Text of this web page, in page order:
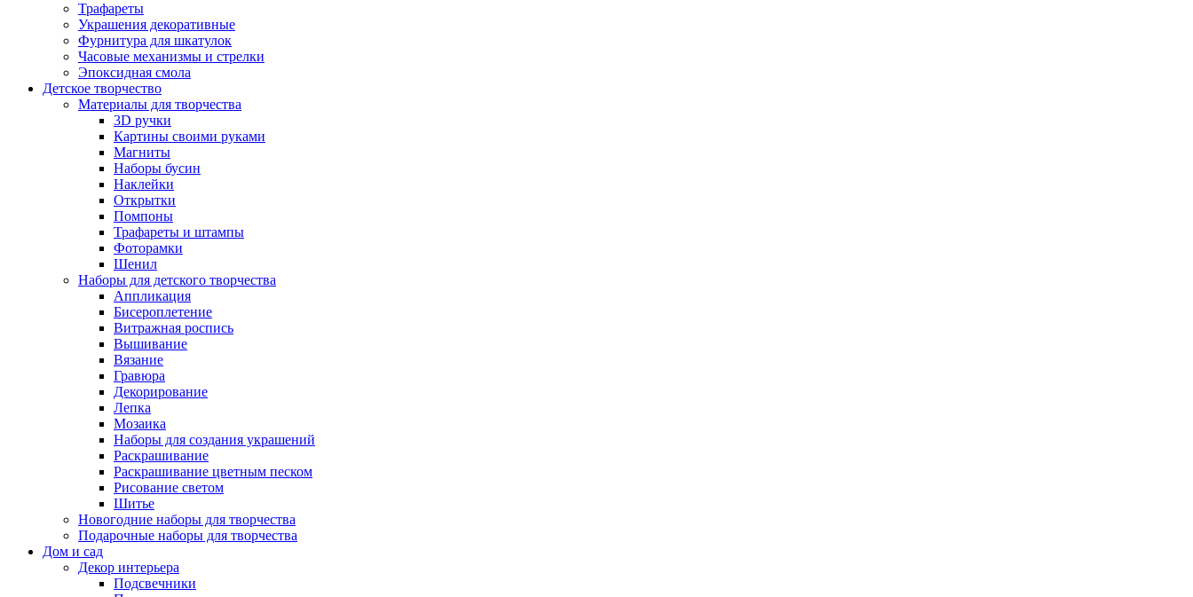
Трафареты
Украшения декоративные
Фурнитура для шкатулок
Часовые механизмы и стрелки
Эпоксидная смола
Детское творчество
Материалы для творчества
3D ручки
Картины своими руками
Магниты
Наборы бусин
Наклейки
Открытки
Помпоны
Трафареты и штампы
Фоторамки
Шенил
Наборы для детского творчества
Аппликация
Бисероплетение
Витражная роспись
Вышивание
Вязание
Гравюра
Декорирование
Лепка
Мозаика
Наборы для создания украшений
Раскрашивание
Раскрашивание цветным песком
Рисование светом
Шитье
Новогодние наборы для творчества
Подарочные наборы для творчества
Дом и сад
Декор интерьера
Подсвечники